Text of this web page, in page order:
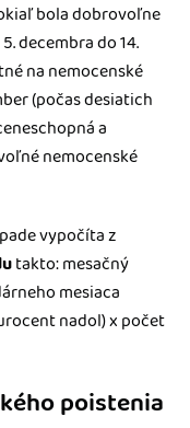
bola dobrovoľne
decembra do 14.
na nemocenské
(počas desiatich
a
nemocenské
vypočíta z
takto: mesačný
mesiaca
nadol) x počet
poistenia